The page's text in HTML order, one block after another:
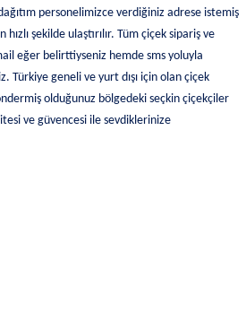
personelimizce verdiğiniz adrese istemiş
şekilde ulaştırılır. Tüm çiçek sipariş ve
eğer belirttiyseniz hemde sms yoluyla
Türkiye geneli ve yurt dışı için olan çiçek
olduğunuz bölgedeki seçkin çiçekçiler
ve güvencesi ile sevdiklerinize